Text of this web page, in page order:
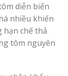
diễn biến
nhiều khiến
hạn chế thả
tôm nguyên